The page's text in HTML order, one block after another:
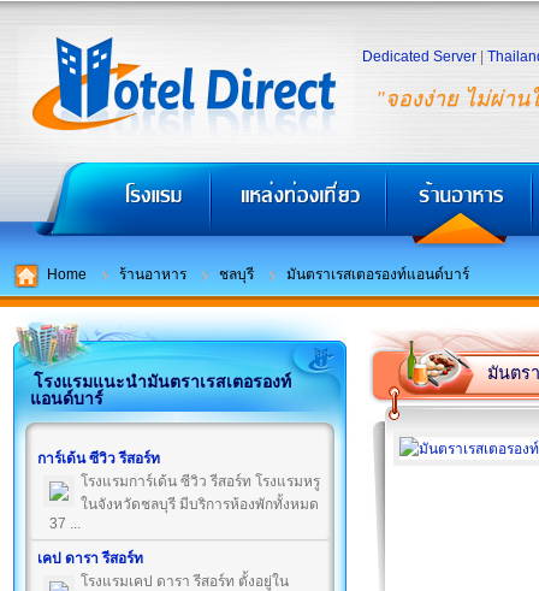
"จองง่าย ไม่ผ่าน
Dedicated Server
Home ร้านอาหาร ชลบุรี มันตราเรสเตอรองท์แอนด์บาร์
โรงแรมแนะนำมันตราเรสเตอรองท์
แอนด์บาร์
การ์เด้น ซีวิว รีสอร์ท
โรงแรมการ์เด้น ซีวิว รีสอร์ท โรงแรมหรู
ในจังหวัดชลบุรี มีบริการห้องพักทั้งหมด
37 ...
เคป ดารา รีสอร์ท
โรงแรมเคป ดารา รีสอร์ท ตั้งอยู่ใน
มันตร